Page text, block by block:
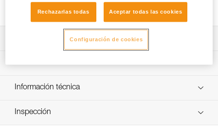
magnesio con las dos manos.
proporcionar una excelente estabilidad.
Características técnicas
Peso: 205 g
Características por referencia
Información técnica
FAQ
Inspección
Rechazarlas todas Aceptar todas las cookies
Configuración de cookies